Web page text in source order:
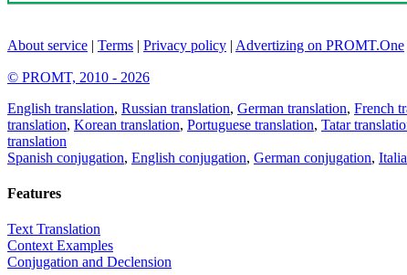
About service | Terms | Privacy policy | Advertizing on PROMT.One
© PROMT, 2010 - 2026
English translation, Russian translation, German translation, French
translation, Korean translation, Portuguese translation, Tatar
translation
Spanish conjugation, English conjugation, German conjugation,
Features
Text Translation
Context Examples
Conjugation and Declension